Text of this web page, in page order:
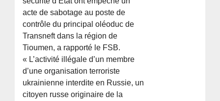
acte de sabotage au poste de
contrôle du principal oléoduc de
Transneft dans la région de
Tioumen, a rapporté le FSB.
« L’activité illégale d’un membre
d’une organisation terroriste
ukrainienne interdite en Russie, un
citoyen russe originaire de la